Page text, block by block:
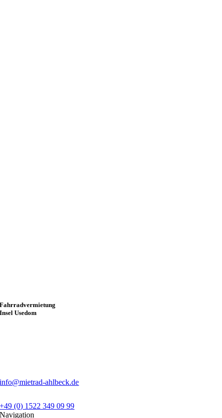
Fahrradvermietung
Insel Usedom
info@mietrad-ahlbeck.de
+49 (0) 1522 349 09 99
Navigation